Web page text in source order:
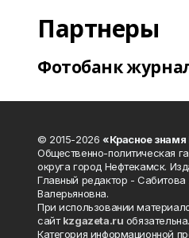
Партнеры
Фотобанк
© 2015-2026 «Красное
Общественно-политическая
округа город Нефтекамск.
Главный редактор -
Валерьяновна.
При использовании
сайтkzgazeta.ru обязательна.
Категория информационной